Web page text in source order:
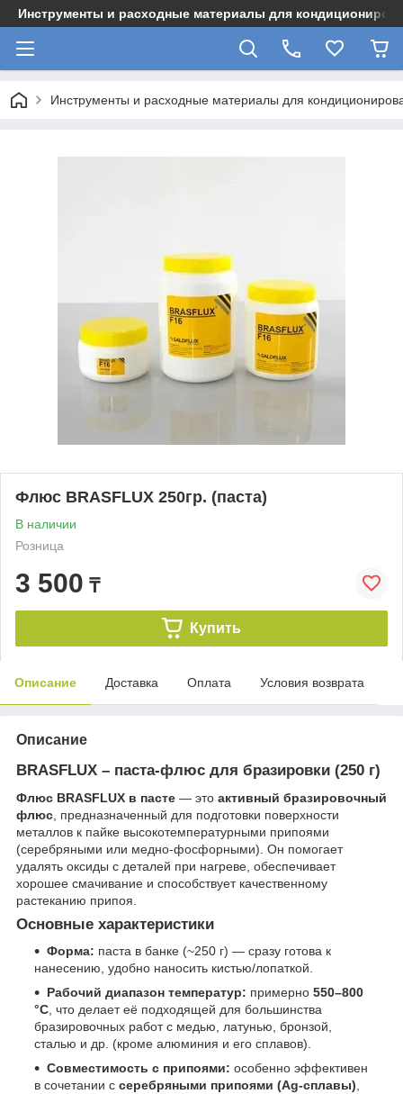
Инструменты и расходные материалы для
Инструменты и расходные материалы для
Флюс BRASFLUX 250гр. (паста)
В наличии
Розница
3 500 ₸
Купить
Описание Доставка Оплата Условия возврата
Описание
BRASFLUX – паста-флюс для бразировки (250 г)
Флюс BRASFLUX в пасте — это активный бразировочный
флюс , предназначенный для подготовки поверхности
металлов к пайке высокотемпературными припоями
(серебряными или медно-фосфорными). Он помогает
удалять оксиды с деталей при нагреве, обеспечивает
хорошее смачивание и способствует качественному
растеканию припоя.
Основные характеристики
Форма: паста в банке (~250 г) — сразу готова к
нанесению, удобно наносить кистью/лопаткой.
Рабочий диапазон температур: примерно 550–800
°C, что делает её подходящей для большинства
бразировочных работ с медью, латунью, бронзой,
сталью и др. (кроме алюминия и его сплавов).
Совместимость с припоями: особенно эффективен
в сочетании с серебряными припоями (Ag-сплавы),